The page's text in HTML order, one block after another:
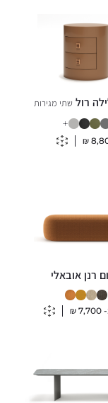
רול שתי מגירות
₪
+
רנן אובאלי
7,700
₪